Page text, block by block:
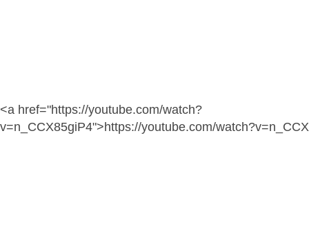
<a href="https://youtube.com/watch?
v=n_CCX85giP4">https://youtube.com/